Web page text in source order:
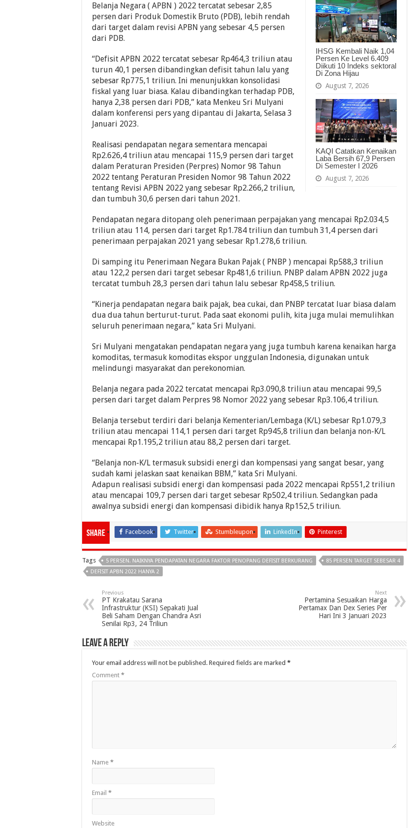
IHSG Kembali Naik 1,04
Persen Ke Level 6.409
Diikuti 10 Indeks sektoral
Di Zona Hijau
August 7, 2026
KAQI Catatkan Kenaikan
Laba Bersih 67,9 Persen
Di Semester I 2026
August 7, 2026
Belanja Negara ( APBN ) 2022 tercatat sebesar 2,85
persen dari Produk Domestik Bruto (PDB), lebih rendah
dari target dalam revisi APBN yang sebesar 4,5 persen
dari PDB.
“Defisit APBN 2022 tercatat sebesar Rp464,3 triliun atau
turun 40,1 persen dibandingkan defisit tahun lalu yang
sebesar Rp775,1 triliun. Ini menunjukkan konsolidasi
fiskal yang luar biasa. Kalau dibandingkan terhadap PDB,
hanya 2,38 persen dari PDB,” kata Menkeu Sri Mulyani
dalam konferensi pers yang dipantau di Jakarta, Selasa 3
Januari 2023.
Realisasi pendapatan negara sementara mencapai
Rp2.626,4 triliun atau mencapai 115,9 persen dari target
dalam Peraturan Presiden (Perpres) Nomor 98 Tahun
2022 tentang Peraturan Presiden Nomor 98 Tahun 2022
tentang Revisi APBN 2022 yang sebesar Rp2.266,2 triliun,
dan tumbuh 30,6 persen dari tahun 2021.
Pendapatan negara ditopang oleh penerimaan perpajakan yang mencapai Rp2.034,5
triliun atau 114, persen dari target Rp1.784 triliun dan tumbuh 31,4 persen dari
penerimaan perpajakan 2021 yang sebesar Rp1.278,6 triliun.
Di samping itu Penerimaan Negara Bukan Pajak ( PNBP ) mencapai Rp588,3 triliun
atau 122,2 persen dari target sebesar Rp481,6 triliun. PNBP dalam APBN 2022 juga
tercatat tumbuh 28,3 persen dari tahun lalu sebesar Rp458,5 triliun.
“Kinerja pendapatan negara baik pajak, bea cukai, dan PNBP tercatat luar biasa dalam
dua dua tahun berturut-turut. Pada saat ekonomi pulih, kita juga mulai memulihkan
seluruh penerimaan negara,” kata Sri Mulyani.
Sri Mulyani mengatakan pendapatan negara yang juga tumbuh karena kenaikan harga
komoditas, termasuk komoditas ekspor unggulan Indonesia, digunakan untuk
melindungi masyarakat dan perekonomian.
Belanja negara pada 2022 tercatat mencapai Rp3.090,8 triliun atau mencapai 99,5
persen dari target dalam Perpres 98 Nomor 2022 yang sebesar Rp3.106,4 triliun.
Belanja tersebut terdiri dari belanja Kementerian/Lembaga (K/L) sebesar Rp1.079,3
triliun atau mencapai 114,1 persen dari target Rp945,8 triliun dan belanja non-K/L
mencapai Rp1.195,2 triliun atau 88,2 persen dari target.
“Belanja non-K/L termasuk subsidi energi dan kompensasi yang sangat besar, yang
sudah kami jelaskan saat kenaikan BBM,” kata Sri Mulyani.
Adapun realisasi subsidi energi dan kompensasi pada 2022 mencapai Rp551,2 triliun
atau mencapai 109,7 persen dari target sebesar Rp502,4 triliun. Sedangkan pada
awalnya subsidi energi dan kompensasi dibidik hanya Rp152,5 triliun.
Share Facebook Twitter Stumbleupon LinkedIn Pinterest
Tags 5 PERSEN. NAIKNYA PENDAPATAN NEGARA FAKTOR PENOPANG DEFISIT BERKURANG
85 PERSEN TARGET SEBESAR 4
DEFISIT APBN 2022 HANYA 2
Previous
PT Krakatau Sarana
Infrastruktur (KSI) Sepakati Jual
Beli Saham Dengan Chandra Asri
Senilai Rp3, 24 Triliun
Next
Pertamina Sesuaikan Harga
Pertamax Dan Dex Series Per
Hari Ini 3 Januari 2023
Leave a Reply
Your email address will not be published. Required fields are marked *
Comment *
Name *
Email *
Website